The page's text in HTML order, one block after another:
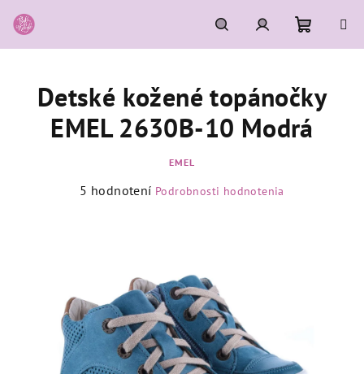
na
obsah
HľadaťPrihlásenie
košík
Detské kožené topánočky
EMEL 2630B-10 Modrá
EMEL
Priemerné
hviezdičiek.
5 hodnotení Podrobnosti hodnotenia